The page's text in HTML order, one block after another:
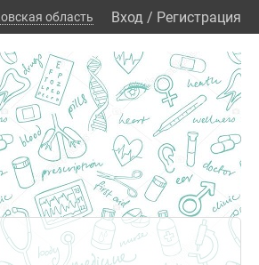
область Вход / Регистрация